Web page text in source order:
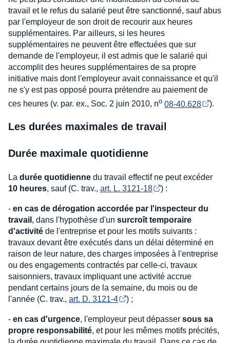
travail et le refus du salarié peut être sanctionné, sauf abus
par l'employeur de son droit de recourir aux heures
supplémentaires. Par ailleurs, si les heures
supplémentaires ne peuvent être effectuées que sur
demande de l'employeur, il est admis que le salarié qui
accomplit des heures supplémentaires de sa propre
initiative mais dont l'employeur avait connaissance et qu'il
ne s'y est pas opposé pourra prétendre au paiement de
ces heures (v. par. ex., Soc. 2 juin 2010, no 08-40.628 ).
Les durées maximales de travail
Durée maximale quotidienne
La durée quotidienne du travail effectif ne peut excéder
10 heures, sauf (C. trav., art. L. 3121-18 ) :
- en cas de dérogation accordée par l'inspecteur du
travail , dans l'hypothèse d'un surcroît temporaire
d'activité de l'entreprise et pour les motifs suivants :
travaux devant être exécutés dans un délai déterminé en
raison de leur nature, des charges imposées à l'entreprise
ou des engagements contractés par celle-ci, travaux
saisonniers, travaux impliquant une activité accrue
pendant certains jours de la semaine, du mois ou de
l'année (C. trav., art. D. 3121-4 ) ;
- en cas d'urgence, l'employeur peut dépasser sous sa
propre responsabilité, et pour les mêmes motifs précités,